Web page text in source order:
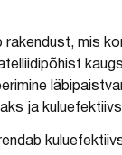
rakendust, mis
ja